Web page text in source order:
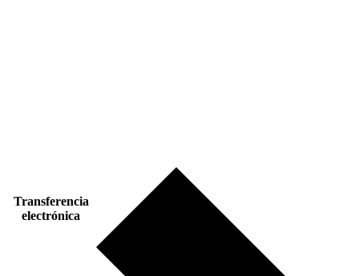
Transferencia
electrónica